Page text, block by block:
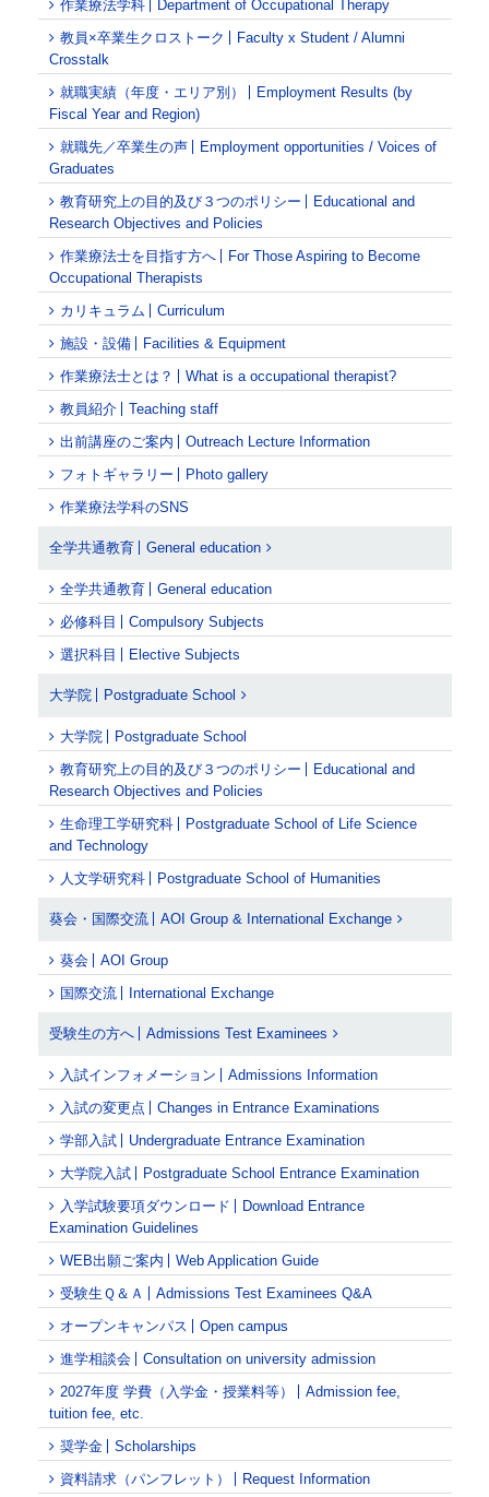
作業療法学科
Department of Occupational Therapy
教員×卒業生クロストーク
Faculty x Student / Alumni
Crosstalk
就職実績（年度・エリア別）
Employment Results (by
Fiscal Year and Region)
就職先／卒業生の声
Employment opportunities / Voices of
Graduates
教育研究上の目的及び３つのポリシー
Educational and
Research Objectives and Policies
作業療法士を目指す方へ
For Those Aspiring to Become
Occupational Therapists
カリキュラム
Curriculum
施設・設備
Facilities & Equipment
作業療法士とは？
What is a occupational therapist?
教員紹介
Teaching staff
出前講座のご案内
Outreach Lecture Information
フォトギャラリー
Photo gallery
作業療法学科のSNS
全学共通教育 General education
全学共通教育
General education
必修科目
Compulsory Subjects
選択科目
Elective Subjects
大学院 Postgraduate School
大学院
Postgraduate School
教育研究上の目的及び３つのポリシー
Educational and
Research Objectives and Policies
生命理工学研究科
Postgraduate School of Life Science
and Technology
人文学研究科
Postgraduate School of Humanities
葵会・国際交流 AOI Group & International Exchange
葵会
AOI Group
国際交流
International Exchange
受験生の方へ Admissions Test Examinees
入試インフォメーション
Admissions Information
入試の変更点
Changes in Entrance Examinations
学部入試
Undergraduate Entrance Examination
大学院入試
Postgraduate School Entrance Examination
入学試験要項ダウンロード
Download Entrance
Examination Guidelines
WEB出願ご案内
Web Application Guide
受験生Ｑ＆Ａ
Admissions Test Examinees Q&A
オープンキャンパス
Open campus
進学相談会
Consultation on university admission
2027年度 学費（入学金・授業料等）
Admission fee,
tuition fee, etc.
奨学金
Scholarships
資料請求（パンフレット）
Request Information